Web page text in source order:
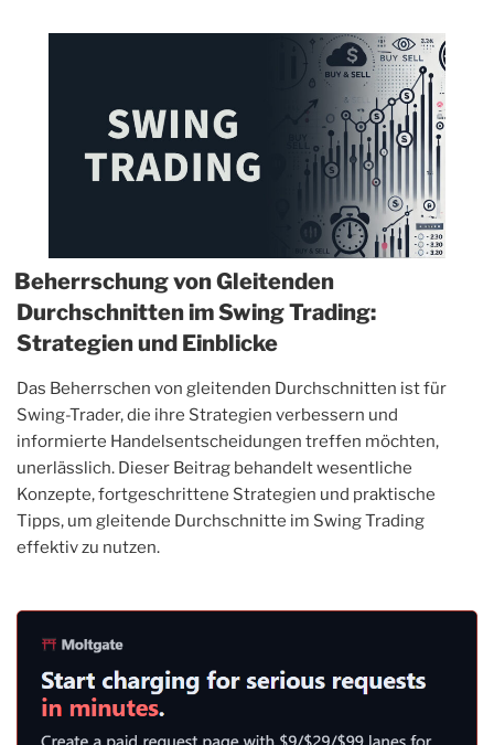
Beherrschung von Gleitenden
Durchschnitten im Swing Trading:
Strategien und Einblicke
Das Beherrschen von gleitenden Durchschnitten ist für
Swing-Trader, die ihre Strategien verbessern und
informierte Handelsentscheidungen treffen möchten,
unerlässlich. Dieser Beitrag behandelt wesentliche
Konzepte, fortgeschrittene Strategien und praktische
Tipps, um gleitende Durchschnitte im Swing Trading
effektiv zu nutzen.